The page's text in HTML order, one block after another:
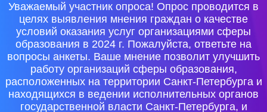
Уважаемый участник опроса! Опрос проводится в
целях выявления мнения граждан о качестве
условий оказания услуг организациями сферы
образования в 2024 г. Пожалуйста, ответьте на
вопросы анкеты. Ваше мнение позволит улучшить
работу организаций сферы образования,
расположенных на территории Санкт-Петербурга и
находящихся в ведении исполнительных органов
государственной власти Санкт-Петербурга, и